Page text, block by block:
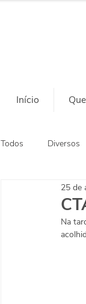
Início
Todos Diversos
Ação Social25 de
Na